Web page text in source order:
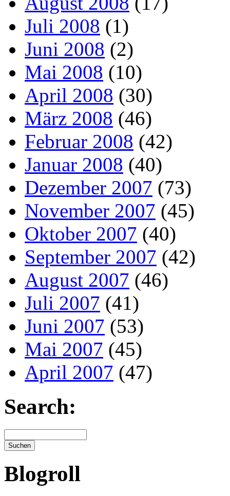
Juli 2008 (1)
Juni 2008 (2)
Mai 2008 (10)
April 2008 (30)
März 2008 (46)
Februar 2008 (42)
Januar 2008 (40)
Dezember 2007 (73)
November 2007 (45)
Oktober 2007 (40)
September 2007 (42)
August 2007 (46)
Juli 2007 (41)
Juni 2007 (53)
Mai 2007 (45)
April 2007 (47)
Search:
Blogroll